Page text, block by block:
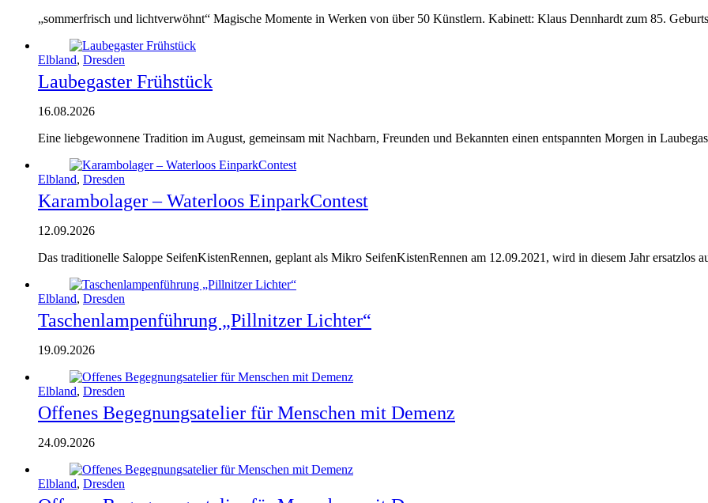
„sommerfrisch und lichtverwöhnt“ Magische Momente in Werken von über 50 Künstlern. Kabinett: Klaus Dennhardt zum 85.
Elbland, Dresden
Laubegaster Frühstück
16.08.2026
Eine liebgewonnene Tradition im August, gemeinsam mit Nachbarn, Freunden und Bekannten einen entspannten Morgen in
Elbland, Dresden
Karambolager – Waterloos EinparkContest
12.09.2026
Das traditionelle Saloppe SeifenKistenRennen, geplant als Mikro SeifenKistenRennen am 12.09.2021, wird in diesem Jahr ersatzlos
Elbland, Dresden
Taschenlampenführung „Pillnitzer Lichter“
19.09.2026
Elbland, Dresden
Offenes Begegnungsatelier für Menschen mit Demenz
24.09.2026
Elbland, Dresden